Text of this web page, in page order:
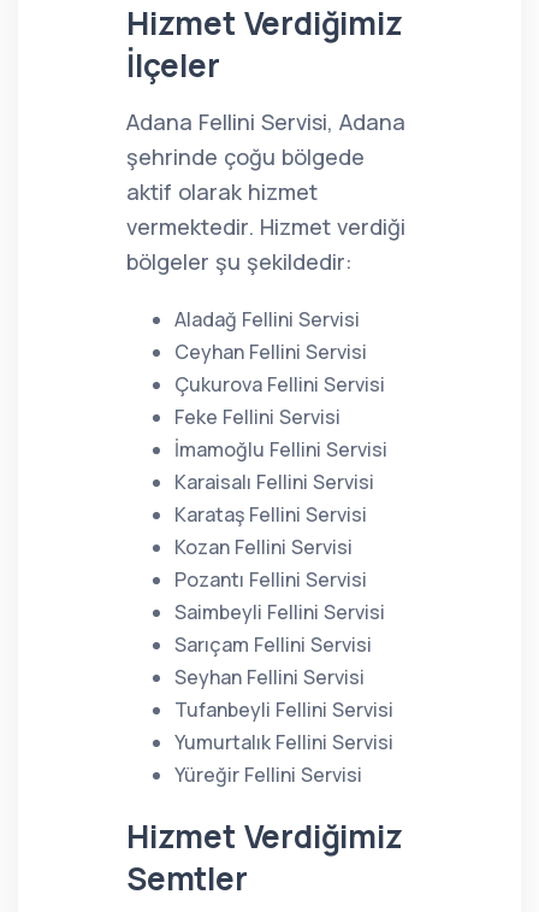
Hizmet Verdiğimiz
İlçeler
Adana Fellini Servisi, Adana
şehrinde çoğu bölgede
aktif olarak hizmet
vermektedir. Hizmet verdiği
bölgeler şu şekildedir:
Aladağ Fellini Servisi
Ceyhan Fellini Servisi
Çukurova Fellini Servisi
Feke Fellini Servisi
İmamoğlu Fellini Servisi
Karaisalı Fellini Servisi
Karataş Fellini Servisi
Kozan Fellini Servisi
Pozantı Fellini Servisi
Saimbeyli Fellini Servisi
Sarıçam Fellini Servisi
Seyhan Fellini Servisi
Tufanbeyli Fellini Servisi
Yumurtalık Fellini Servisi
Yüreğir Fellini Servisi
Hizmet Verdiğimiz
Semtler